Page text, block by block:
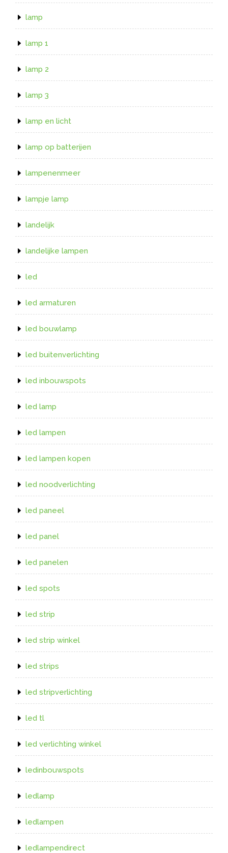
lamp
lamp 1
lamp 2
lamp 3
lamp en licht
lamp op batterijen
lampenenmeer
lampje lamp
landelijk
landelijke lampen
led
led armaturen
led bouwlamp
led buitenverlichting
led inbouwspots
led lamp
led lampen
led lampen kopen
led noodverlichting
led paneel
led panel
led panelen
led spots
led strip
led strip winkel
led strips
led stripverlichting
led tl
led verlichting winkel
ledinbouwspots
ledlamp
ledlampen
ledlampendirect